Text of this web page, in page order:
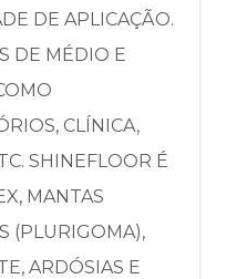
DE APLICAÇÃO.
DE MÉDIO E
CLÍNICA,
SHINEFLOOR É
MANTAS
(PLURIGOMA),
ARDÓSIAS E